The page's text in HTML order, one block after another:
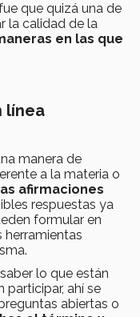
que quizá una de
la calidad de la
en las que
línea
manera de
a la materia o
afirmaciones
respuestas ya
formular en
herramientas
lo que están
ahí se
abiertas o